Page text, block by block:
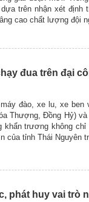
trên nhận xét định
cao chất lượng đội
đua trên đại
đào, xe lu, xe
Thượng, Đồng Hỷ)
trương không
của tỉnh Thái Nguyên
phát huy vai